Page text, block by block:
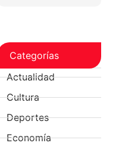
Categorías
Actualidad
Cultura
Deportes
Economía